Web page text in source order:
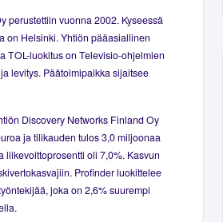
perustettiin vuonna 2002. Kyseessä
on Helsinki. Yhtiön pääasiallinen
TOL-luokitus on Televisio-ohjelmien
levitys. Päätoimipaikka sijaitsee
Discovery Networks Finland Oy
ja tilikauden tulos 3,0 miljoonaa
liikevoittoprosentti oli 7,0%. Kasvun
Profinder luokittelee
joka on 2,6% suurempi